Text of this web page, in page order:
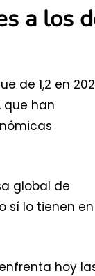
a los
de 1,2 en
que han
global de
sí lo tienen en
hoy